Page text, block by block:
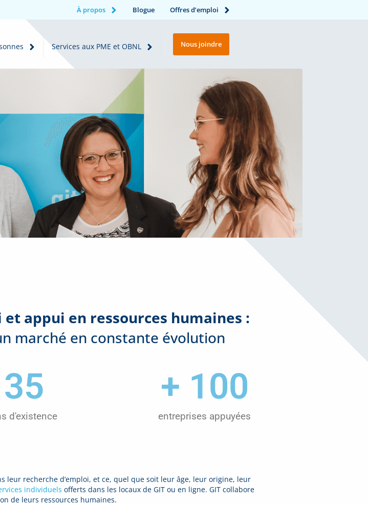
À propos Blogue Offres d’emploi
Services aux PME et OBNL Nous joindre
appui en ressources humaines :
marché en constante évolution
d'existence
35
entreprises appuyées
+ 100
leur recherche d’emploi, et ce, quel que soit leur âge, leur origine, leur
individuels offerts dans les locaux de GIT ou en ligne. GIT collabore
de leurs ressources humaines.